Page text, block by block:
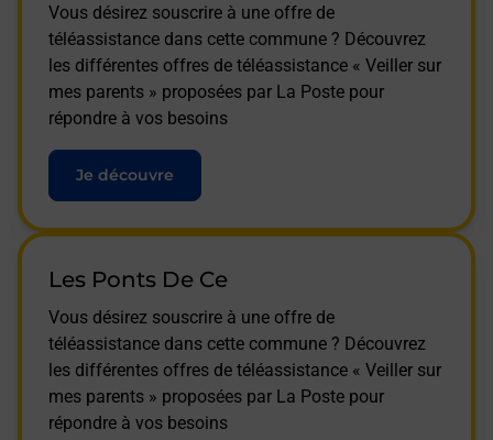
Vous désirez souscrire à une offre de
téléassistance dans cette commune ? Découvrez
les différentes offres de téléassistance « Veiller sur
mes parents » proposées par La Poste pour
répondre à vos besoins
Je découvre
Les Ponts De Ce
Vous désirez souscrire à une offre de
téléassistance dans cette commune ? Découvrez
les différentes offres de téléassistance « Veiller sur
mes parents » proposées par La Poste pour
répondre à vos besoins